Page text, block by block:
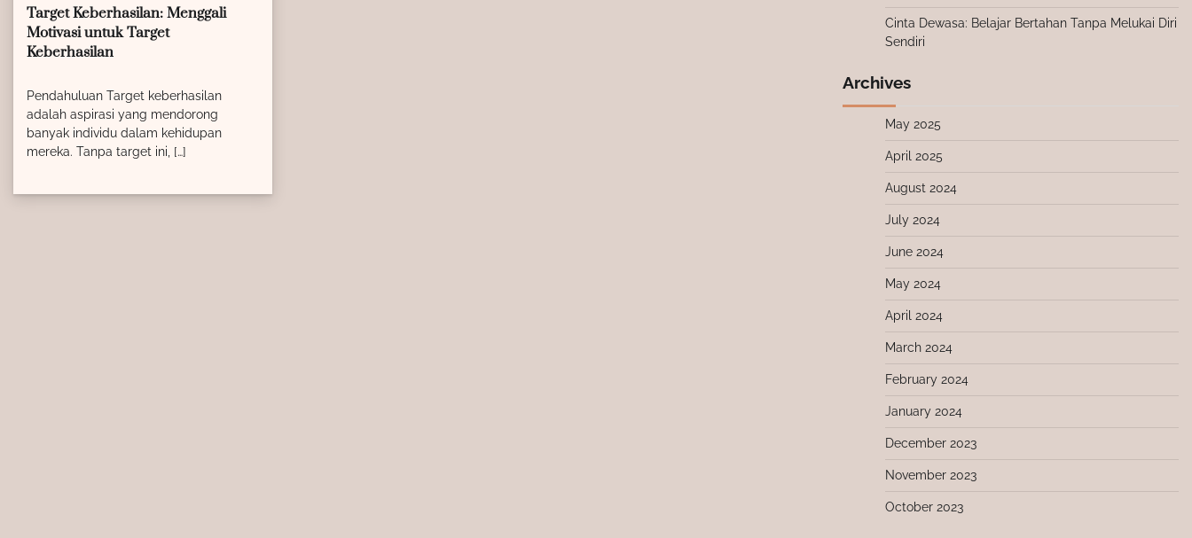
Target Keberhasilan: Menggali
Motivasi untuk Target
Keberhasilan
Pendahuluan Target keberhasilan
adalah aspirasi yang mendorong
banyak individu dalam kehidupan
mereka. Tanpa target ini, […]
Cinta Dewasa: Belajar Bertahan Tanpa Melukai Diri
Sendiri
Archives
May 2025
April 2025
August 2024
July 2024
June 2024
May 2024
April 2024
March 2024
February 2024
January 2024
December 2023
November 2023
October 2023